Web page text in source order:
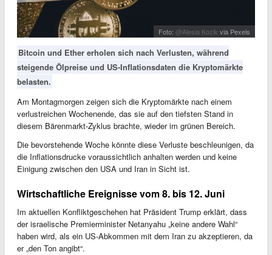
Foto: @Alesia Kozik via Pexels
Bitcoin und Ether erholen sich nach Verlusten, während
steigende Ölpreise und US-Inflationsdaten die Kryptomärkte
belasten.
Am Montagmorgen zeigen sich die Kryptomärkte nach einem
verlustreichen Wochenende, das sie auf den tiefsten Stand in
diesem Bärenmarkt-Zyklus brachte, wieder im grünen Bereich.
Die bevorstehende Woche könnte diese Verluste beschleunigen, da
die Inflationsdrucke voraussichtlich anhalten werden und keine
Einigung zwischen den USA und Iran in Sicht ist.
Wirtschaftliche Ereignisse vom 8. bis 12. Juni
Im aktuellen Konfliktgeschehen hat Präsident Trump erklärt, dass
der israelische Premierminister Netanyahu „keine andere Wahl“
haben wird, als ein US-Abkommen mit dem Iran zu akzeptieren, da
er „den Ton angibt“.